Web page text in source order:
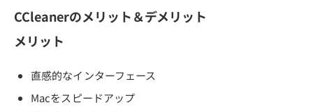
CCleanerのメリット＆デメリット
メリット
直感的なインターフェース
Macをスピードアップ